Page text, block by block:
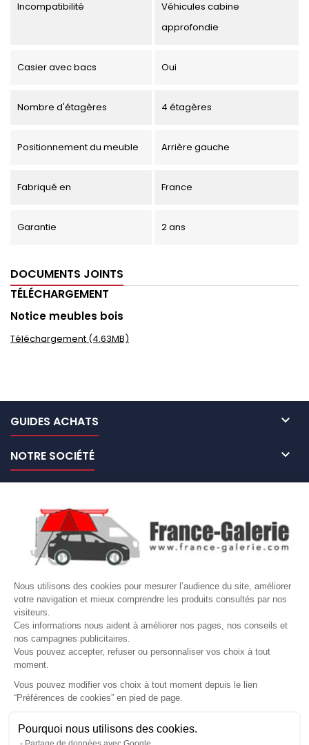
Nous utilisons des cookies pour mesurer l’audience du site, améliorer
votre navigation et mieux comprendre les produits consultés par nos
visiteurs.
Ces informations nous aident à améliorer nos pages, nos conseils et
nos campagnes publicitaires.
Vous pouvez accepter, refuser ou personnaliser vos choix à tout
moment.
Vous pouvez modifier vos choix à tout moment depuis le lien
“Préférences de cookies” en pied de page.
Pourquoi nous utilisons des cookies.
Gérer mes cookies
Incompatibilité
Véhicules cabine
approfondie
Casier avec bacs Oui
Nombre d'étagères 4 étagères
Positionnement du meuble Arrière gauche
Fabriqué en France
Garantie 2 ans
DOCUMENTS JOINTS
TÉLÉCHARGEMENT
Notice meubles bois
Téléchargement (4.63MB)
GUIDES ACHATS 
NOTRE SOCIÉTÉ 
VOTRE COMPTE 
Site protégé par reCAPTCHA.
LETTRE D'INFORMATIONS
© Copyright 2026 France Galerie. Tous droits reservés.